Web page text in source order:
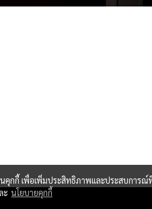
นคุกกี้ เพื่อเพิ่มประสิทธิภาพและประสบการณ์
ะ นโยบายคุกกี้